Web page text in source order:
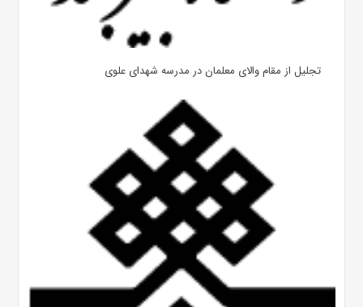
تجلیل از مقام والای معلمان در مدرسه شهدای علوی